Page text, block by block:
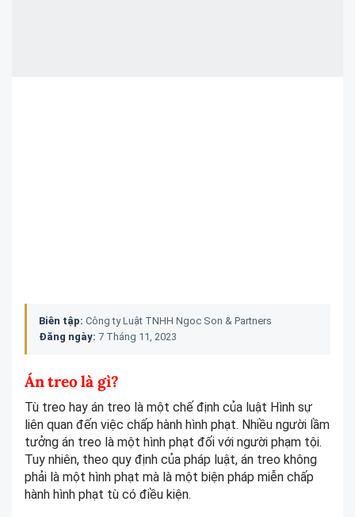
Biên tập: Công ty Luật TNHH Ngoc Son & Partners
Đăng ngày: 7 Tháng 11, 2023
Án treo là gì?
Tù treo hay án treo là một chế định của luật Hình sự
liên quan đến việc chấp hành hình phạt. Nhiều người lầm
tưởng án treo là một hình phạt đối với người phạm tội.
Tuy nhiên, theo quy định của pháp luật, án treo không
phải là một hình phạt mà là một biện pháp miễn chấp
hành hình phạt tù có điều kiện.